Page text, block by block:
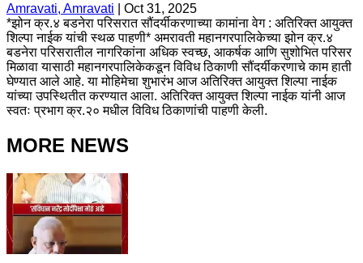
Amravati, Amravati
Oct 31, 2025
*झोन क्र.४ बडनेरा परिसरात सौंदर्यीकरणाच्या कामांना वेग : अतिरिक्त आयुक्त
शिल्पा नाईक यांची स्थळ पाहणी* अमरावती महानगरपालिकेच्या झोन क्र.४
बडनेरा परिसरातील नागरिकांना अधिक स्वच्छ, आकर्षक आणि सुशोभित परिसर
मिळावा यासाठी महानगरपालिकेकडून विविध ठिकाणी सौंदर्यीकरणाचे काम हाती
घेण्यात आले आहे. या मोहिमेचा शुभारंभ आज अतिरिक्त आयुक्त शिल्पा नाईक
यांच्या उपस्थितीत करण्यात आला. अतिरिक्‍त आयुक्‍त शिल्‍पा नाईक यांनी आज
स्वतः प्रभाग क्र.२० मधील विविध ठिकाणांची पाहणी केली.
MORE NEWS